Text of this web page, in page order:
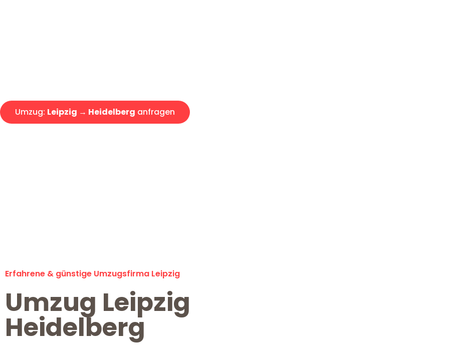
Umzug: Leipzig → Heidelberg anfragen
Erfahrene & günstige Umzugsfirma Leipzig
Umzug Leipzig
Heidelberg